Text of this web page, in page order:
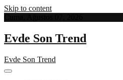
Skip to content
Evde Son Trend
Evde Son Trend